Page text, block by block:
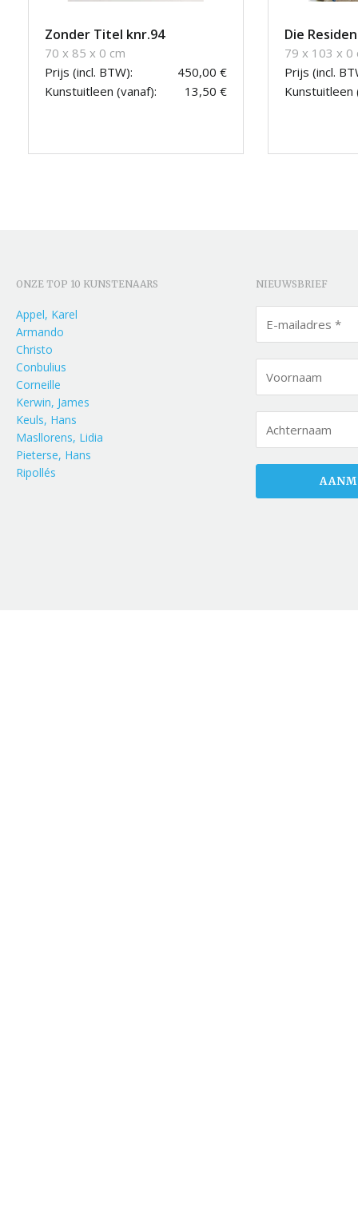
Zonder Titel knr.94
70 x 85 x 0 cm
Prijs (incl. BTW):
450,00 €
Kunstuitleen (vanaf):
13,50 €
Die
79 x 103 x 0
Prijs (incl.
Kunstuitleen
ONZE TOP 10 KUNSTENAARS
Appel, Karel
Armando
Christo
Conbulius
Corneille
Kerwin, James
Keuls, Hans
Masllorens, Lidia
Pieterse, Hans
Ripollés
NIEUWSBRIEF